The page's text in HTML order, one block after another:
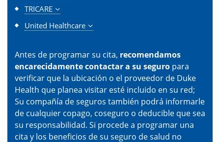
TRICARE
United Healthcare
Antes de programar su cita, recomendamos
encarecidamente contactar a su seguro para
verificar que la ubicación o el proveedor de Duke
Health que planea visitar esté incluido en su red;
Su compañía de seguros también podrá informarle
de cualquier copago, coseguro o deducible que sea
su responsabilidad. Si procede a programar una
cita y los beneficios de su seguro de salud no